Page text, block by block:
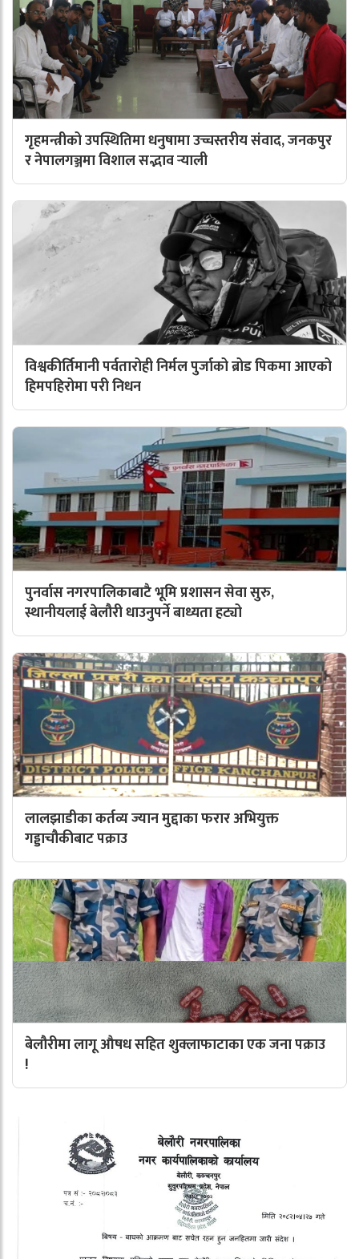
गृहमन्त्रीको उपस्थितिमा धनुषामा उच्चस्तरीय संवाद, जनकपुर
र नेपालगञ्जमा विशाल सद्भाव र्‍याली
विश्वकीर्तिमानी पर्वतारोही निर्मल पुर्जाको ब्रोड पिकमा आएको
हिमपहिरोमा परी निधन
पुनर्वास नगरपालिकाबाटै भूमि प्रशासन सेवा सुरु,
स्थानीयलाई बेलौरी धाउनुपर्ने बाध्यता हट्यो
लालझाडीका कर्तव्य ज्यान मुद्दाका फरार अभियुक्त
गड्डाचौकीबाट पक्राउ
बेलौरीमा लागू औषध सहित शुक्लाफाटाका एक जना पक्राउ
!